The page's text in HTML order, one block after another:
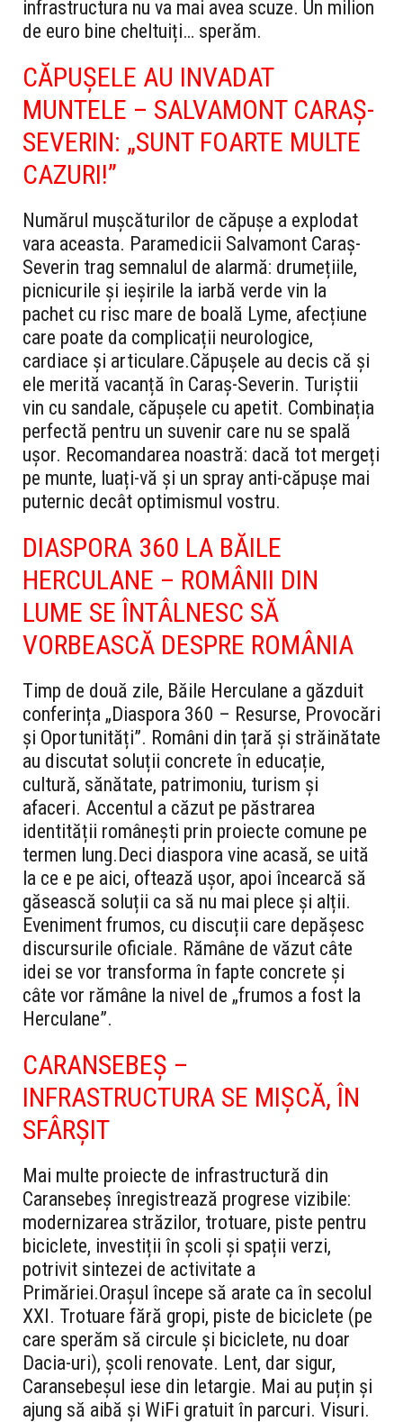
infrastructura nu va mai avea scuze. Un milion
de euro bine cheltuiți… sperăm.
CĂPUȘELE AU INVADAT
MUNTELE – SALVAMONT CARAȘ-
SEVERIN: „SUNT FOARTE MULTE
CAZURI!”
Numărul mușcăturilor de căpușe a explodat
vara aceasta. Paramedicii Salvamont Caraș-
Severin trag semnalul de alarmă: drumețiile,
picnicurile și ieșirile la iarbă verde vin la
pachet cu risc mare de boală Lyme, afecțiune
care poate da complicații neurologice,
cardiace și articulare.Căpușele au decis că și
ele merită vacanță în Caraș-Severin. Turiștii
vin cu sandale, căpușele cu apetit. Combinația
perfectă pentru un suvenir care nu se spală
ușor. Recomandarea noastră: dacă tot mergeți
pe munte, luați-vă și un spray anti-căpușe mai
puternic decât optimismul vostru.
DIASPORA 360 LA BĂILE
HERCULANE – ROMÂNII DIN
LUME SE ÎNTÂLNESC SĂ
VORBEASCĂ DESPRE ROMÂNIA
Timp de două zile, Băile Herculane a găzduit
conferința „Diaspora 360 – Resurse, Provocări
și Oportunități”. Români din țară și străinătate
au discutat soluții concrete în educație,
cultură, sănătate, patrimoniu, turism și
afaceri. Accentul a căzut pe păstrarea
identității românești prin proiecte comune pe
termen lung.Deci diaspora vine acasă, se uită
la ce e pe aici, oftează ușor, apoi încearcă să
găsească soluții ca să nu mai plece și alții.
Eveniment frumos, cu discuții care depășesc
discursurile oficiale. Rămâne de văzut câte
idei se vor transforma în fapte concrete și
câte vor rămâne la nivel de „frumos a fost la
Herculane”.
CARANSEBEȘ –
INFRASTRUCTURA SE MIȘCĂ, ÎN
SFÂRȘIT
Mai multe proiecte de infrastructură din
Caransebeș înregistrează progrese vizibile:
modernizarea străzilor, trotuare, piste pentru
biciclete, investiții în școli și spații verzi,
potrivit sintezei de activitate a
Primăriei.Orașul începe să arate ca în secolul
XXI. Trotuare fără gropi, piste de biciclete (pe
care sperăm să circule și biciclete, nu doar
Dacia-uri), școli renovate. Lent, dar sigur,
Caransebeșul iese din letargie. Mai au puțin și
ajung să aibă și WiFi gratuit în parcuri. Visuri.